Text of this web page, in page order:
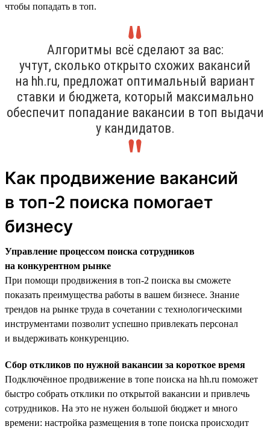
чтобы попадать в топ.
Алгоритмы всё сделают за вас:
учтут, сколько открыто схожих вакансий
на hh.ru, предложат оптимальный вариант
ставки и бюджета, который максимально
обеспечит попадание вакансии в топ выдачи
у кандидатов.
Как продвижение вакансий
в топ-2 поиска помогает
бизнесу
Управление процессом поиска сотрудников
на конкурентном рынке
При помощи продвижения в топ-2 поиска вы сможете
показать преимущества работы в вашем бизнесе. Знание
трендов на рынке труда в сочетании с технологическими
инструментами позволит успешно привлекать персонал
и выдерживать конкуренцию.
Сбор откликов по нужной вакансии за короткое время
Подключённое продвижение в топе поиска на hh.ru поможет
быстро собрать отклики по открытой вакансии и привлечь
сотрудников. На это не нужен большой бюджет и много
времени: настройка размещения в топе поиска происходит